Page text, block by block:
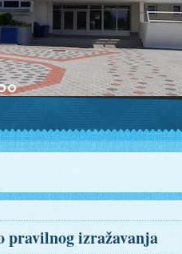
pravilnog izražavanja